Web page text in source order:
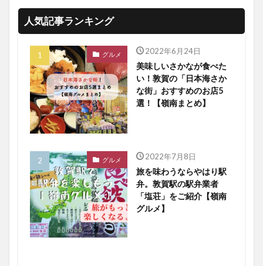
人気記事ランキング
グルメ 2022年6月24日
美味しいさかなが食べた
い！敦賀の「日本海さか
な街」おすすめのお店5
選！【嶺南まとめ】
グルメ 2022年7月8日
旅を味わうならやはり駅
弁。敦賀駅の駅弁業者
「塩荘」をご紹介【嶺南
グルメ】